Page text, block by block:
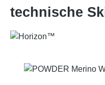
technische